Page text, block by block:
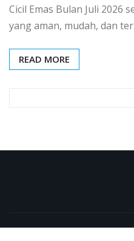
Cicil Emas Bulan Juli 2026
yang aman, mudah, dan
READ MORE